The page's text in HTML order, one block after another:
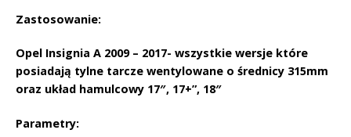
Zastosowanie:
Opel Insignia A 2009 – 2017- wszystkie wersje które
posiadają tylne tarcze wentylowane o średnicy 315mm
oraz układ hamulcowy 17″, 17+”, 18″
Parametry: